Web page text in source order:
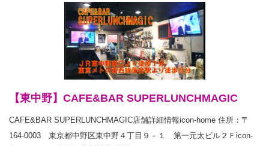
【東中野】CAFE&BAR SUPERLUNCHMAGIC
CAFE&BAR SUPERLUNCHMAGIC店舗詳細情報icon-home 住所：〒
164-0003 東京都中野区東中野４丁目９－１ 第一元太ビル２Ｆicon-